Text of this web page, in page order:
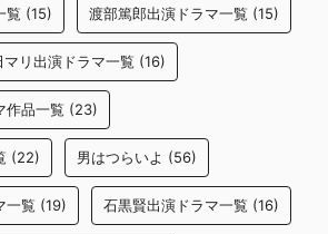
覧 (15) 渡部篤郎出演ドラマ一覧 (15)
マリ出演ドラマ一覧 (16)
作品一覧 (23)
(22) 男はつらいよ (56)
一覧 (19) 石黒賢出演ドラマ一覧 (16)